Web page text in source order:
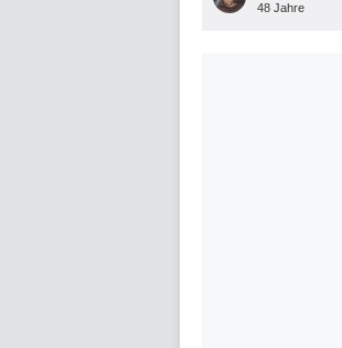
48 Jahre